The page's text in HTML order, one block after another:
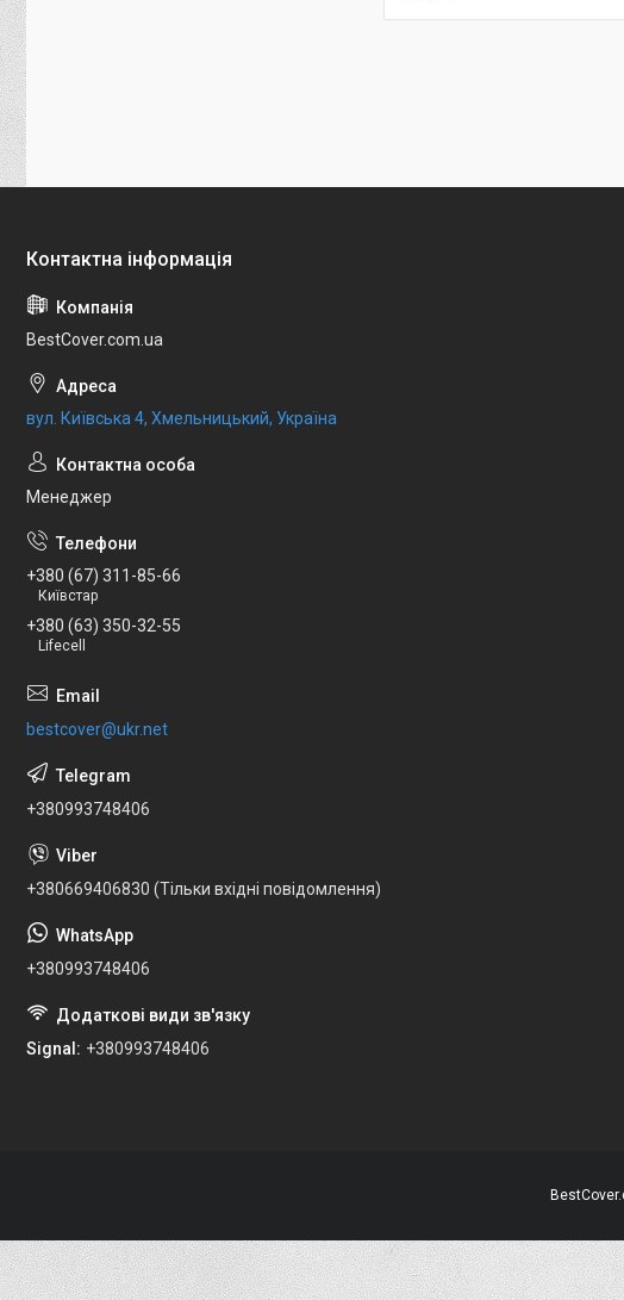
BestCover.com.ua
вул. Київська 4, Хмельницький, Україна
Менеджер
+380 (67) 311-85-66
Київстар
+380 (63) 350-32-55
Lifecell
bestcover@ukr.net
+380993748406
+380669406830 (Тільки вхідні повідомлення)
+380993748406
Signal +380993748406